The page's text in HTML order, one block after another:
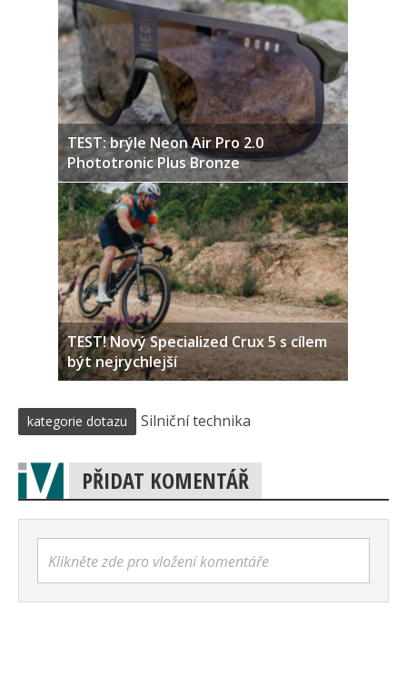
TEST: brýle Neon Air Pro 2.0
Phototronic Plus Bronze
TEST! Nový Specialized Crux 5 s cílem
být nejrychlejší
kategorie dotazu Silniční technika
PŘIDAT KOMENTÁŘ
Klikněte zde pro vložení komentáře